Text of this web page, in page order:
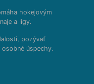
hokejovým
a ligy.
pozývať
úspechy.